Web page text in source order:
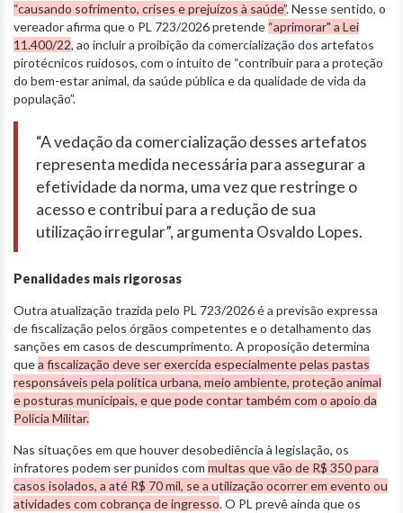
“causando sofrimento, crises e prejuízos à saúde”. Nesse sentido, o
vereador afirma que o PL 723/2026 pretende “aprimorar" a Lei
11.400/22, ao incluir a proibição da comercialização dos artefatos
pirotécnicos ruidosos, com o intuito de “contribuir para a proteção
do bem-estar animal, da saúde pública e da qualidade de vida da
população”.
“A vedação da comercialização desses artefatos
representa medida necessária para assegurar a
efetividade da norma, uma vez que restringe o
acesso e contribui para a redução de sua
utilização irregular”, argumenta Osvaldo Lopes.
Penalidades mais rigorosas
Outra atualização trazida pelo PL 723/2026 é a previsão expressa
de fiscalização pelos órgãos competentes e o detalhamento das
sanções em casos de descumprimento. A proposição determina
quea fiscalização deve ser exercida especialmente pelas pastas
responsáveis pela política urbana, meio ambiente, proteção animal
e posturas municipais, e que pode contar também com o apoio da
Polícia Militar.
Nas situações em que houver desobediência à legislação, os
infratores podem ser punidos com multas que vão de R$ 350 para
casos isolados, a até R$ 70 mil, se a utilização ocorrer em evento ou
atividades com cobrança de ingresso. O PL prevê ainda que os